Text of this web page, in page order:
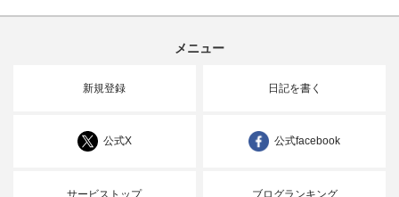
メニュー
新規登録 日記を書く
公式X 公式facebook
サービストップ ブログランキング